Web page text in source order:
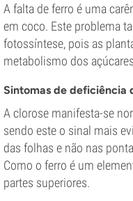
A falta de ferro é uma
em coco. Este problema
fotossíntese, pois as
metabolismo dos
Sintomas de deficiência
A clorose manifesta-se
sendo este o sinal mais
das folhas e não nas
Como o ferro é um
partes superiores.